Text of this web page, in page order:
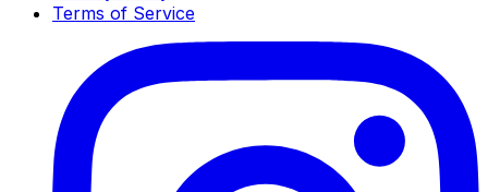
Terms of Service